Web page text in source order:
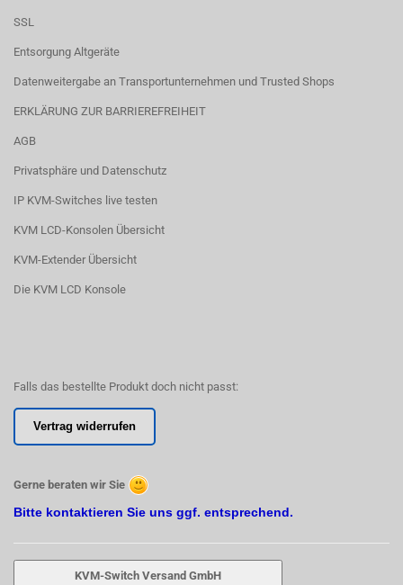
SSL
Entsorgung Altgeräte
Datenweitergabe an Transportunternehmen und Trusted Shops
ERKLÄRUNG ZUR BARRIEREFREIHEIT
AGB
Privatsphäre und Datenschutz
IP KVM-Switches live testen
KVM LCD-Konsolen Übersicht
KVM-Extender Übersicht
Die KVM LCD Konsole
Falls das bestellte Produkt doch nicht passt:
Vertrag widerrufen
Gerne beraten wir Sie
Bitte kontaktieren Sie uns ggf. entsprechend.
KVM-Switch Versand GmbH